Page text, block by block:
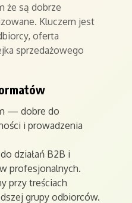
że są dobrze
Kluczem jest
oferta
sprzedażowego
— dobre do
i prowadzenia
działań B2B i
profesjonalnych.
przy treściach
grupy odbiorców.